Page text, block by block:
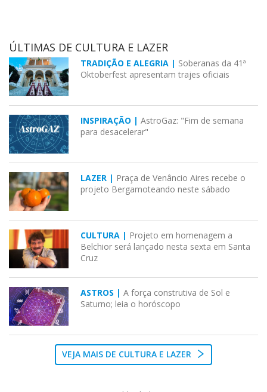
ÚLTIMAS DE CULTURA E LAZER
TRADIÇÃO E ALEGRIA | Soberanas da 41ª
Oktoberfest apresentam trajes oficiais
INSPIRAÇÃO | AstroGaz: "Fim de semana
para desacelerar"
LAZER | Praça de Venâncio Aires recebe o
projeto Bergamoteando neste sábado
CULTURA | Projeto em homenagem a
Belchior será lançado nesta sexta em Santa
Cruz
ASTROS | A força construtiva de Sol e
Saturno; leia o horóscopo
VEJA MAIS DE CULTURA E LAZER